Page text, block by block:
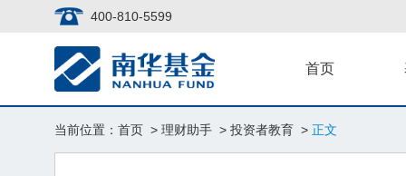
400-810-5599
首页
当前位置： 首页 > 理财助手 > 投资者教育 > 正文